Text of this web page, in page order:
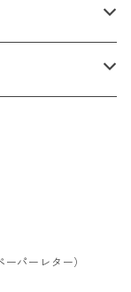
パーレター）